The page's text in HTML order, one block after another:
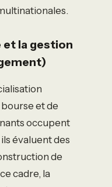
et la gestion
et de
occupent
évaluent des
de
cadre, la